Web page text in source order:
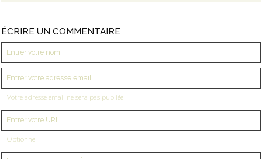
ÉCRIRE UN COMMENTAIRE
Votre adresse email ne sera pas publiée
Optionnel